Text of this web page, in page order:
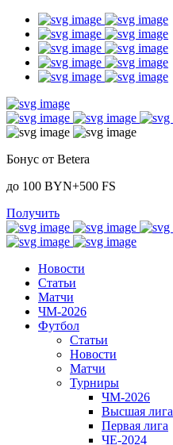
Бонус от Betera
до 100 BYN+500 FS
Получить
Новости
Статьи
Матчи
ЧМ-2026
Футбол
Статьи
Новости
Матчи
Турниры
ЧМ-2026
Высшая лига
Первая лига
ЧЕ-2024